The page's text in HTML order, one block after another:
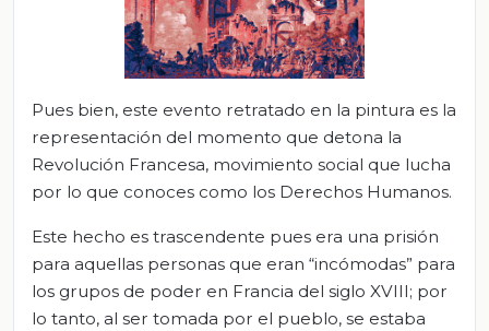
Pues bien, este evento retratado en la pintura es la
representación del momento que detona la
Revolución Francesa, movimiento social que lucha
por lo que conoces como los Derechos Humanos.
Este hecho es trascendente pues era una prisión
para aquellas personas que eran “incómodas” para
los grupos de poder en Francia del siglo XVIII; por
lo tanto, al ser tomada por el pueblo, se estaba